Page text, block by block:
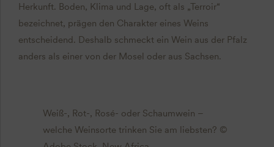
Herkunft. Boden, Klima und Lage, oft als „Terroir“
bezeichnet, prägen den Charakter eines Weins
entscheidend. Deshalb schmeckt ein Wein aus der Pfalz
anders als einer von der Mosel oder aus Sachsen.
Weiß-, Rot-, Rosé- oder Schaumwein –
welche Weinsorte trinken Sie am liebsten? ©